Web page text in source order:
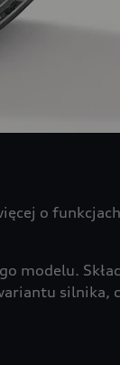
o
modelu.
silnika,